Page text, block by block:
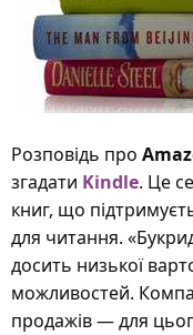
Розповідь про
згадати Kindle. Це
книг, що
для читання.
досить низької
можливостей.
продажів — для